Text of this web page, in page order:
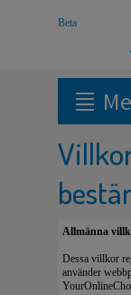
Allmänna
Dessa villkor
använder